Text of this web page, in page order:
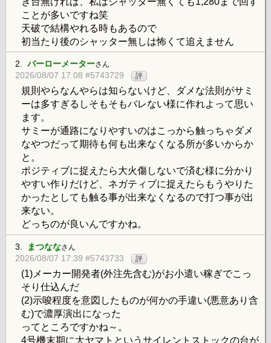
ことが多いですね笑
天破で結構やれる時もあるので
初当たり後のシャッター無しは怖くて追えません
2. バーローメーターさん
2026/08/07 17:08 #5743729 評
規則やらなんやらは知らないけど、ダメな法則がサミ
ーは多すぎるしそもそもバレない様に作れよって思い
ます。
サミーが通路になりやすいのはこっから触っちゃダメ
なやつだって期待も何も出来なくなる所が多いからか
と。
ポジティブに捉えたら大火傷しないで済む様に分かり
やすい作りだけど、ネガティブに捉えたらもうやりた
かったとしても触る事が出来なくなるので打つ事が出
来ない。
どっちのが良いんですかね。
3. まつななさん
2026/08/07 17:39 #5743733 評
(1)メーカー開発者(外注先含む)がお小遣い稼ぎでこっ
そり仕込んだ
(2)示唆程度を意図したものが何かの手違い(悪意あり含
む)で濃厚演出になった
ってところですかね～。
4号機末期に大ヤマトというサイレントストックの台が